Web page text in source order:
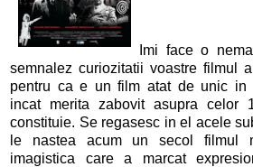
Imi face o
semnalez curiozitatii voastre filmul
pentru ca e un film atat de unic in
incat merita zabovit asupra celor
constituie. Se regasesc in el acele
le nastea acum un secol filmul
imagistica care a marcat